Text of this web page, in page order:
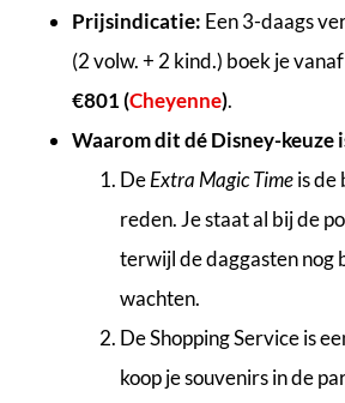
Prijsindicatie: Een 3-daags
(2 volw. + 2 kind.) boek je vanaf
€801 (Cheyenne).
Waarom dit dé Disney-keuze
DeExtra Magic Timeis de
reden. Je staat al bij de
terwijl de daggasten nog
wachten.
De Shopping Service is
koop je souvenirs in de